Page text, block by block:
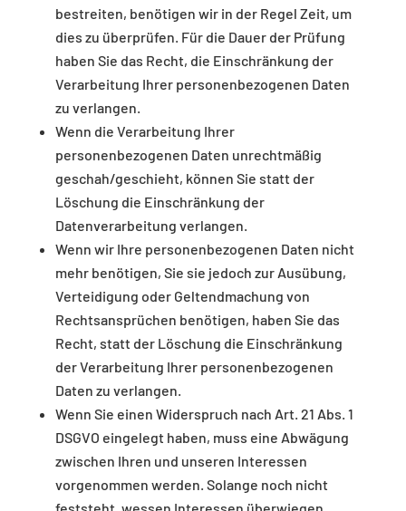
bestreiten, benötigen wir in der Regel Zeit, um
dies zu überprüfen. Für die Dauer der Prüfung
haben Sie das Recht, die Einschränkung der
Verarbeitung Ihrer personenbezogenen Daten
zu verlangen.
Wenn die Verarbeitung Ihrer
personenbezogenen Daten unrechtmäßig
geschah/geschieht, können Sie statt der
Löschung die Einschränkung der
Datenverarbeitung verlangen.
Wenn wir Ihre personenbezogenen Daten nicht
mehr benötigen, Sie sie jedoch zur Ausübung,
Verteidigung oder Geltendmachung von
Rechtsansprüchen benötigen, haben Sie das
Recht, statt der Löschung die Einschränkung
der Verarbeitung Ihrer personenbezogenen
Daten zu verlangen.
Wenn Sie einen Widerspruch nach Art. 21 Abs. 1
DSGVO eingelegt haben, muss eine Abwägung
zwischen Ihren und unseren Interessen
vorgenommen werden. Solange noch nicht